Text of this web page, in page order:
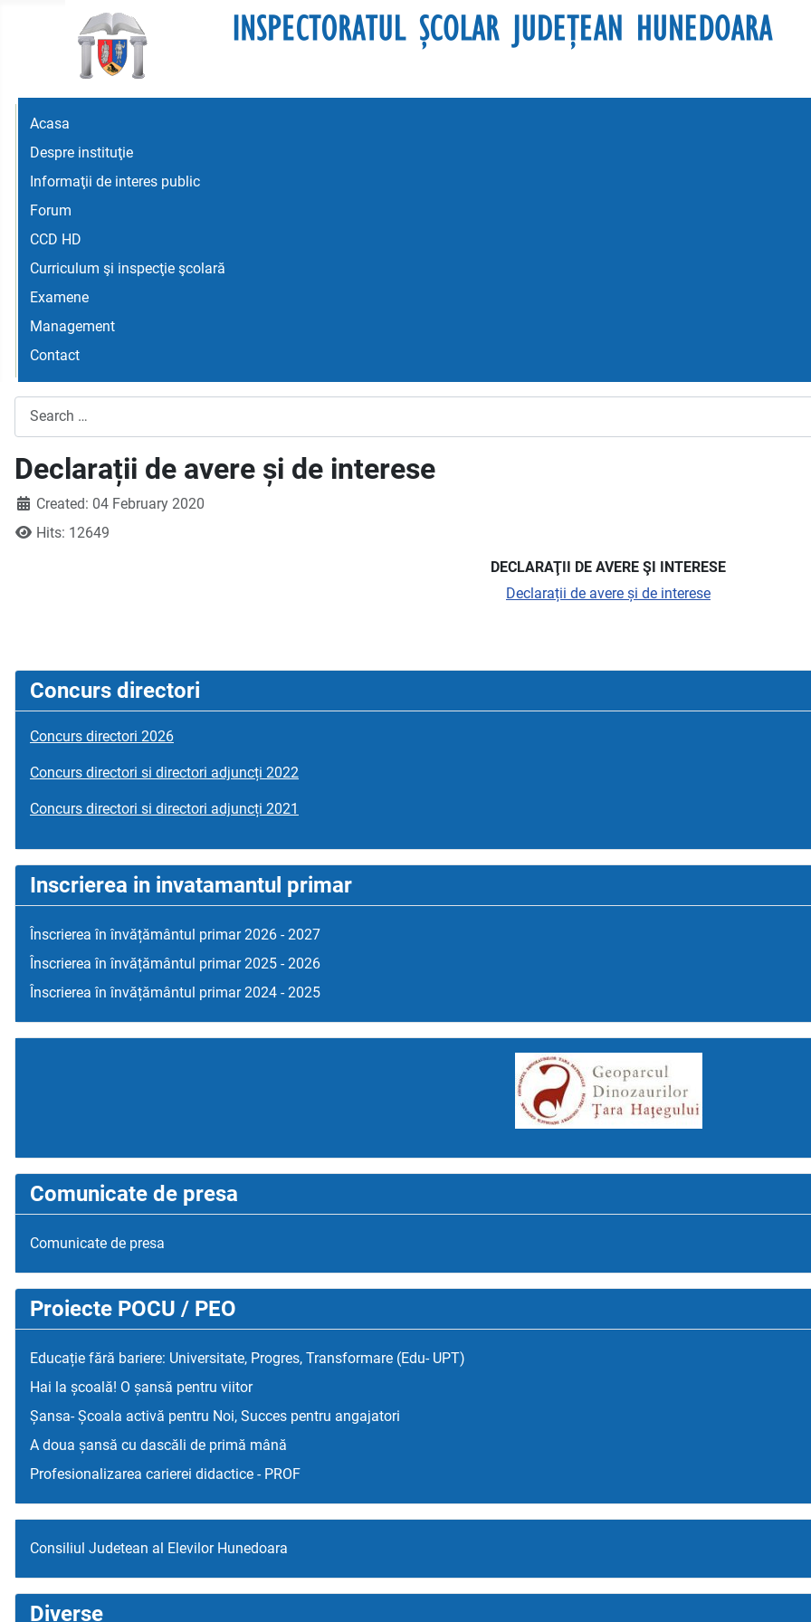
Acasa
Despre instituţie
Informaţii de interes public
Forum
CCD HD
Curriculum şi inspecţie şcolară
Examene
Management
Contact
Declarații de avere și de interese
Created: 04 February 2020
Hits: 12649
DECLARAŢII DE AVERE ŞI INTERESE
Declarații de avere și de interese
Concurs directori
Concurs directori 2026
Concurs directori si directori adjuncți 2022
Concurs directori si directori adjuncți 2021
Inscrierea in invatamantul primar
Înscrierea în învățământul primar 2026 - 2027
Înscrierea în învățământul primar 2025 - 2026
Înscrierea în învățământul primar 2024 - 2025
Comunicate de presa
Comunicate de presa
Proiecte POCU / PEO
Educație fără bariere: Universitate, Progres, Transformare (Edu- UPT)
Hai la școală! O șansă pentru viitor
Șansa- Școala activă pentru Noi, Succes pentru angajatori
A doua șansă cu dascăli de primă mână
Profesionalizarea carierei didactice - PROF
Consiliul Judetean al Elevilor Hunedoara
Diverse